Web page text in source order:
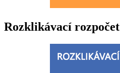
Rozklikávací rozpočet